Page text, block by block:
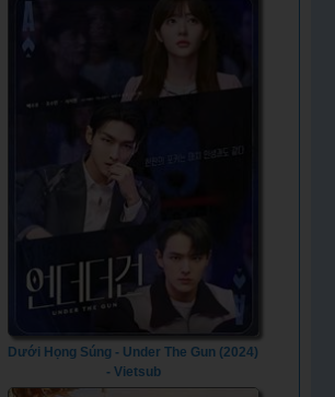
Dưới Họng Súng - Under The Gun (2024)
- Vietsub